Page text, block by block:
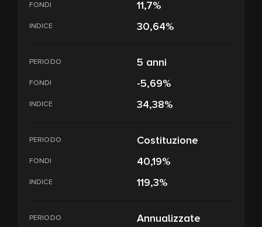
FONDI 11,7%
INDICE 30,64%
PERIODO 5 anni
FONDI -5,69%
INDICE 34,38%
PERIODO Costituzione
FONDI 40,19%
INDICE 119,3%
PERIODO Annualizzate